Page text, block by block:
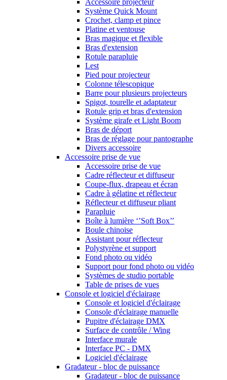
Accessoire projecteur
Système Quick Mount
Crochet, clamp et pince
Platine et ventouse
Bras magique et flexible
Bras d'extension
Rotule parapluie
Lest
Pied pour projecteur
Colonne télescopique
Barre pour plusieurs projecteurs
Spigot, tourelle et adaptateur
Rotule grip et bras d'extension
Système girafe et Light Boom
Bras de déport
Bras de réglage pour pantographe
Divers accessoire
Accessoire prise de vue
Accessoire prise de vue
Cadre réflecteur et diffuseur
Coupe-flux, drapeau et écran
Cadre à gélatine et réflecteur
Réflecteur et diffuseur pliant
Parapluie
Boîte à lumière ‘’Soft Box’’
Boule chinoise
Assistant pour réflecteur
Polystyrène et support
Fond photo ou vidéo
Support pour fond photo ou vidéo
Systèmes de studio portable
Table de prises de vues
Console et logiciel d'éclairage
Console et logiciel d'éclairage
Console d'éclairage manuelle
Pupitre d'éclairage DMX
Surface de contrôle / Wing
Interface murale
Interface PC - DMX
Logiciel d'éclairage
Gradateur - bloc de puissance
Gradateur - bloc de puissance